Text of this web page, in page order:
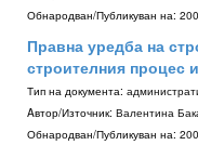
Обнародван/Публикуван на:
Правна уредба на
строителния процес
Тип на документа:
Aвтор/Източник: Валентина
Обнародван/Публикуван на: